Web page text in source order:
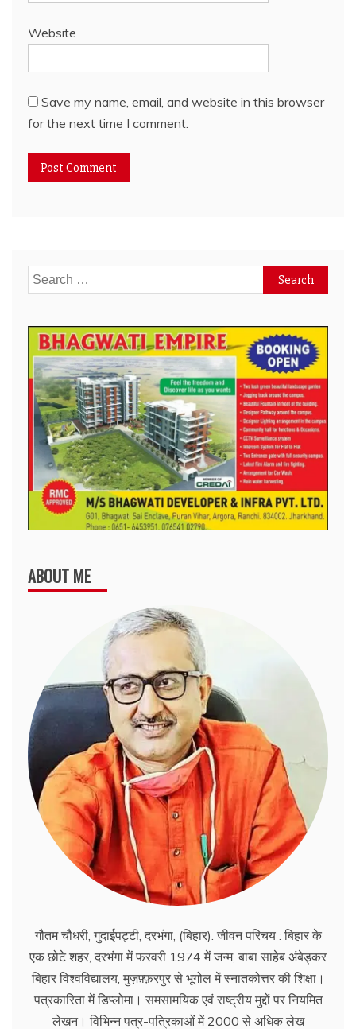
Website
Save my name, email, and website in this browser
for the next time I comment.
Search
for:
ABOUT ME
गौतम चौधरी, गुदाईपट्टी, दरभंगा, (बिहार). जीवन परिचय : बिहार के
एक छोटे शहर, दरभंगा में फरवरी 1974 में जन्म, बाबा साहेब अंबेड्कर
बिहार विश्वविद्यालय, मुज़फ़्फ़रपुर से भूगोल में स्नातकोत्तर की शिक्षा।
पत्रकारिता में डिप्लोमा। समसामयिक एवं राष्ट्रीय मुद्दों पर नियमित
लेखन। विभिन्न पत्र-पत्रिकाओं में 2000 से अधिक लेख